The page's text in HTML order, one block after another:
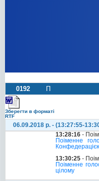
0192 П
Зберегти в форматі
RTF
06.09.2018 р. - (13:27:55-
13:28:16 -
Поіменне
13:30:25 -
Поіменне
цілому